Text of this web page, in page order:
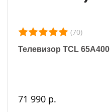
(70)
Телевизор TCL 65A400
71 990 р.